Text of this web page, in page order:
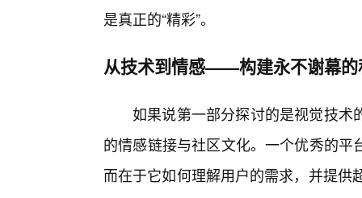
是真正的“精彩”。
从技术到情感——构建永不谢幕的
如果说第一部分探讨的是视觉技术
的情感链接与社区文化。一个优秀的
而在于它如何理解用户的需求，并提